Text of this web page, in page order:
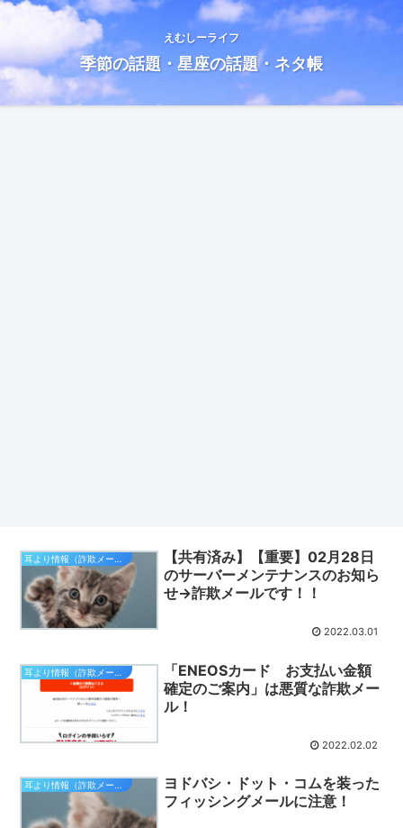
えむしーライフ
季節の話題・星座の話題・ネタ帳
【共有済み】【重要】02月28日
のサーバーメンテナンスのお知ら
せ→詐欺メールです！！
2022.03.01
「ENEOSカード お支払い金額
確定のご案内」は悪質な詐欺メー
ル！
2022.02.02
耳より情報（詐欺メール注意報）
ヨドバシ・ドット・コムを装った
フィッシングメールに注意！